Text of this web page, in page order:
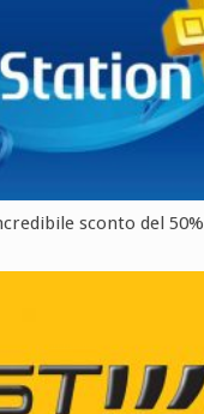
sconto del 50%